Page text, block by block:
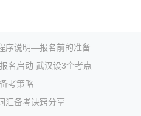
序说明—报名前的准备
名启动 武汉设3个考点
考策略
汇备考诀窍分享